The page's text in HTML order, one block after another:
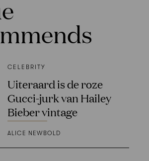
CELEBRITY
Uiteraard is de roze
Gucci-jurk van Hailey
Bieber vintage
ALICE NEWBOLD